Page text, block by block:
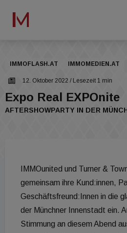
IMMOFLASH.AT IMMOMEDIEN.AT
12. Oktober 2022 / Lesezeit 1 min
Expo Real EXPOnite
AFTERSHOWPARTY IN DER
IMMOunited und Turner &
gemeinsam ihre Kund:innen,
Geschäftsfreund:Innen in die
der Münchner Innenstadt ein.
Stimmung an diesem Abend